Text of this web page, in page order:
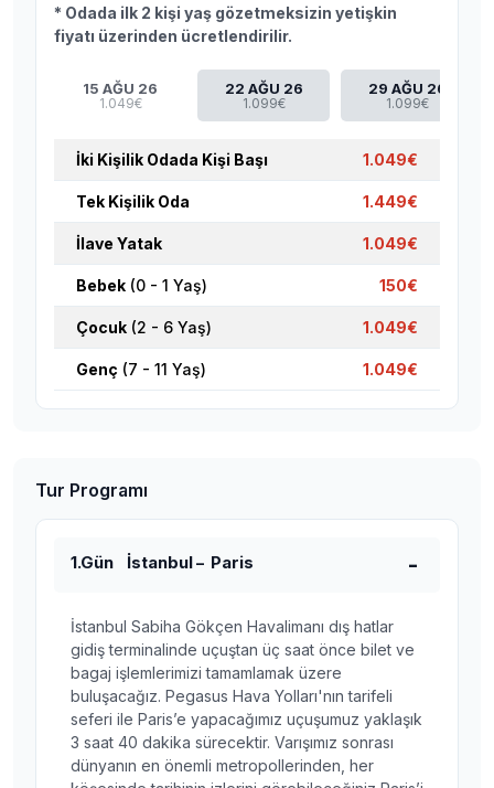
* Odada ilk 2 kişi yaş gözetmeksizin yetişkin
fiyatı üzerinden ücretlendirilir.
15 AĞU 26
1.049€
22 AĞU 26
1.099€
29 AĞU 26
1.099€
İki Kişilik Odada Kişi Başı 1.049€
Tek Kişilik Oda 1.449€
İlave Yatak 1.049€
Bebek (0 - 1 Yaş) 150€
Çocuk (2 - 6 Yaş) 1.049€
Genç (7 - 11 Yaş) 1.049€
Tur Programı
1.Gün İstanbul – Paris
İstanbul Sabiha Gökçen Havalimanı dış hatlar
gidiş terminalinde uçuştan üç saat önce bilet ve
bagaj işlemlerimizi tamamlamak üzere
buluşacağız. Pegasus Hava Yolları'nın tarifeli
seferi ile Paris’e yapacağımız uçuşumuz yaklaşık
3 saat 40 dakika sürecektir. Varışımız sonrası
dünyanın en önemli metropollerinden, her